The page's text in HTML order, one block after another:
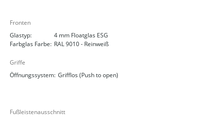
Fronten
Glastyp:
4 mm Floatglas ESG
Farbglas Farbe: RAL 9010 - Reinweiß
Griffe
Öffnungssystem: Grifflos (Push to open)
Fußleistenausschnitt